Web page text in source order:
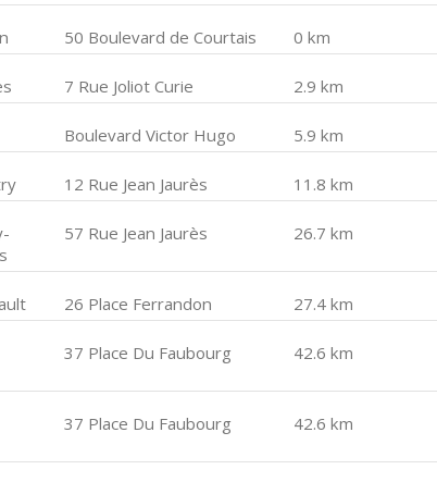
50 Boulevard de Courtais 0 km
7 Rue Joliot Curie 2.9 km
Boulevard Victor Hugo 5.9 km
12 Rue Jean Jaurès 11.8 km
57 Rue Jean Jaurès 26.7 km
26 Place Ferrandon 27.4 km
37 Place Du Faubourg 42.6 km
37 Place Du Faubourg 42.6 km